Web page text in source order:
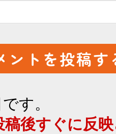
す。
稿後すぐに反